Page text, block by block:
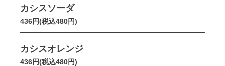
カシスソーダ
436円(税込480円)
カシスオレンジ
436円(税込480円)